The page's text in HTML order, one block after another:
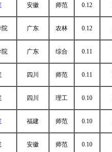
安徽 师范 0.12
院 广东 农林 0.12
院 广东 综合 0.11
四川 师范 0.11
四川 理工 0.10
福建 师范 0.10
安徽 师范 0.10